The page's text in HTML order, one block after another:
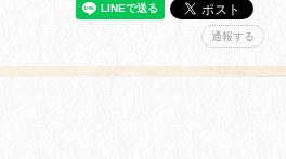
通報する